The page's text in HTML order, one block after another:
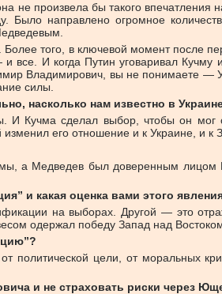
произвела бы такого впечатления
Было направлено огромное
того, в ключевой момент после
И когда Путин уговаривал Кучму
Владимирович, вы не понимаете —
силы.
насколько нам известно в
Кучма сделал выбор, чтобы он мог
его отношение и к Украине, и к
а Медведев был доверенным лицом
и какая оценка вами этого
на выборах. Другой — это
одержал победу Запад над
цели, от моральных
и не страховать риски через